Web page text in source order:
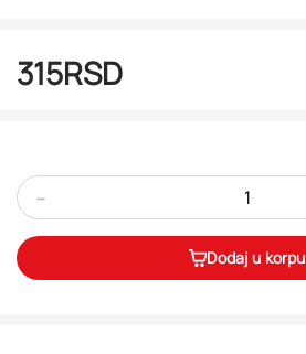
315RSD
-
Dodaj u korpu